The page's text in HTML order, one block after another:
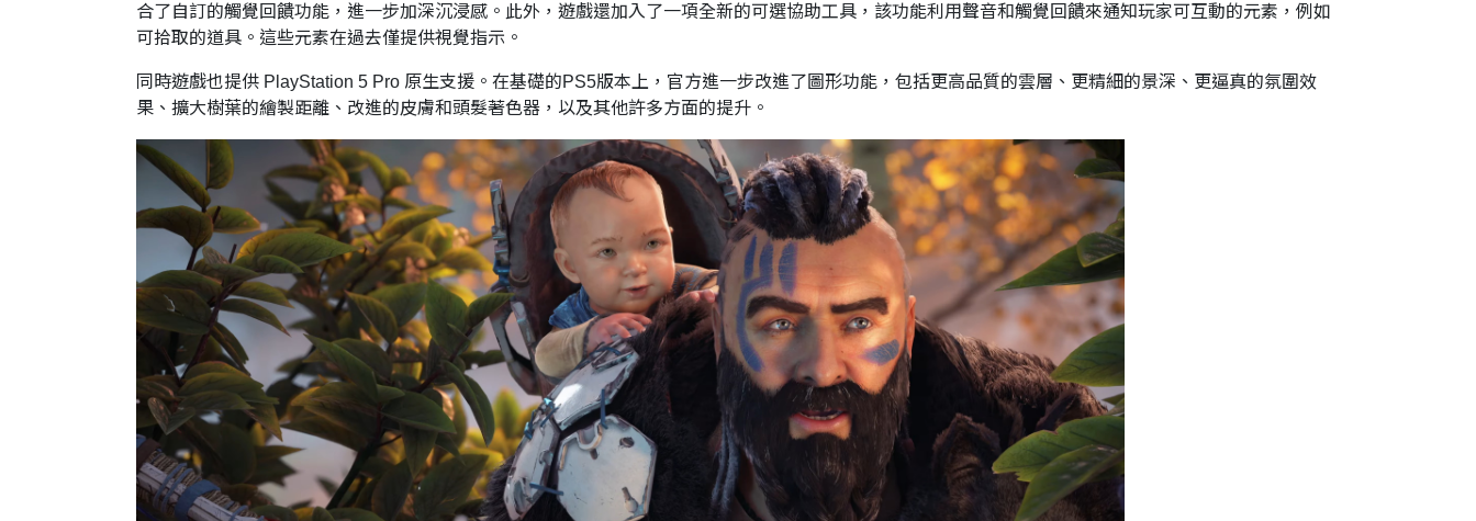
合了自訂的觸覺回饋功能，進一步加深沉浸感。此外，遊戲還加入了一項全新的可選協助工具，該功能利用聲音和觸覺回饋來通知玩家可互動的元素，例如
可拾取的道具。這些元素在過去僅提供視覺指示。
同時遊戲也提供 PlayStation 5 Pro 原生支援。在基礎的PS5版本上，官方進一步改進了圖形功能，包括更高品質的雲層、更精細的景深、更逼真的氛圍效
果、擴大樹葉的繪製距離、改進的皮膚和頭髮著色器，以及其他許多方面的提升。